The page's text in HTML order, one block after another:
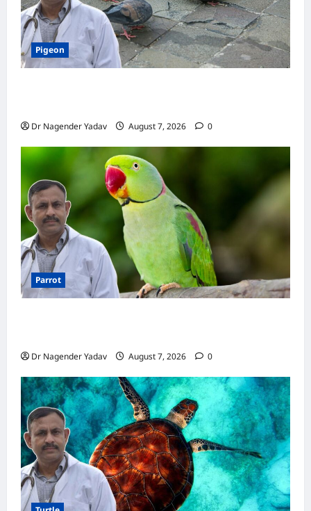
Pigeon
Dr Nagender Yadav August 7, 2026 0
Parrot
Dr Nagender Yadav August 7, 2026 0